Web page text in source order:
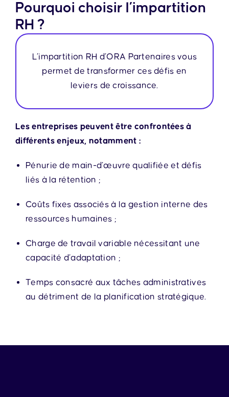
Pourquoi choisir l’impartition
RH ?
L’impartition RH d’ORA Partenaires vous
permet de transformer ces défis en
leviers de croissance.
Les entreprises peuvent être confrontées à
différents enjeux, notamment :
Pénurie de main-d’œuvre qualifiée et défis
liés à la rétention ;
Coûts fixes associés à la gestion interne des
ressources humaines ;
Charge de travail variable nécessitant une
capacité d’adaptation ;
Temps consacré aux tâches administratives
au détriment de la planification stratégique.